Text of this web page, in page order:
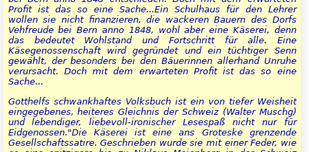
Profit ist das so eine Sache...Ein Schulhaus für den Lehrer
wollen sie nicht finanzieren, die wackeren Bauern des Dorfs
Vehfreude bei Bern anno 1848, wohl aber eine Käserei, denn
das bedeutet Wohlstand und Fortschritt für alle. Eine
Käsegenossenschaft wird gegründet und ein tüchtiger Senn
gewählt, der besonders bei den Bäuerinnen allerhand Unruhe
verursacht. Doch mit dem erwarteten Profit ist das so eine
Sache...
Gotthelfs schwankhaftes Volksbuch ist ein von tiefer Weisheit
eingegebenes, heiteres Gleichnis der Schweiz (Walter Muschg)
und lebendiger, liebevoll-ironischer Lesespaß nicht nur für
Eidgenossen."Die Käserei ist eine ans Groteske grenzende
Gesellschaftssatire. Geschrieben wurde sie mit einer Feder, wie